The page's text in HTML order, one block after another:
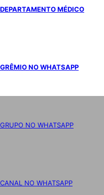
DEPARTAMENTO MÉDICO
GRÊMIO NO WHATSAPP
GRUPO NO WHATSAPP
CANAL NO WHATSAPP